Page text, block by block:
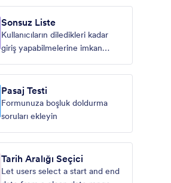
Sonsuz Liste
Kullanıcıların diledikleri kadar
giriş yapabilmelerine imkan
Pasaj Testi
Formunuza boşluk doldurma
soruları ekleyin
Tarih Aralığı Seçici
Let users select a start and end